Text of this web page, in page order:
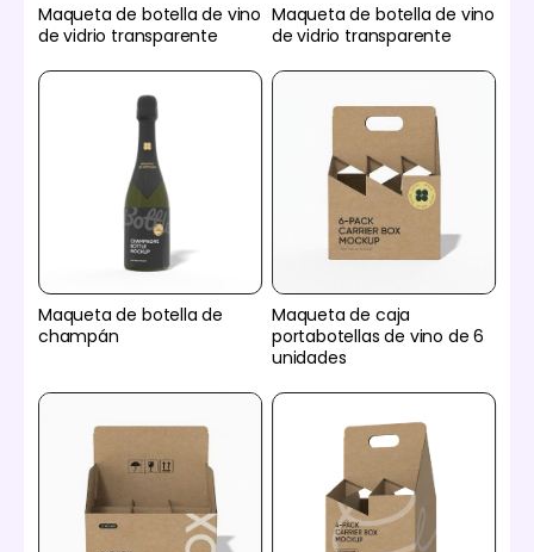
Maqueta de botella de vino
de vidrio transparente
Maqueta de botella de vino
de vidrio transparente
Maqueta de botella de
champán
Maqueta de caja
portabotellas de vino de 6
unidades